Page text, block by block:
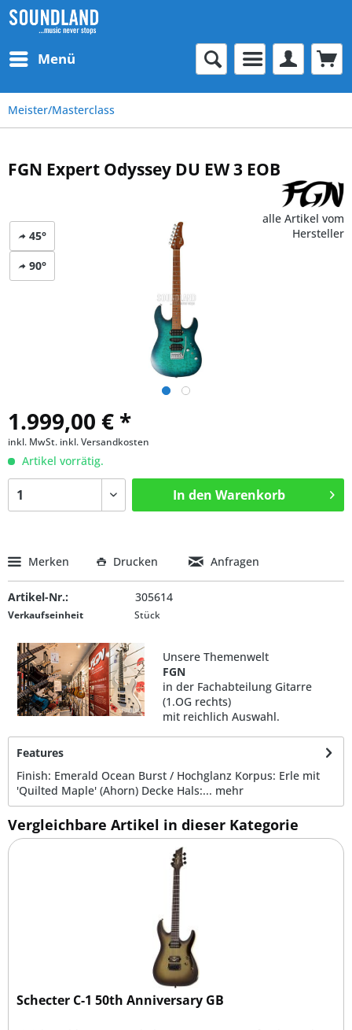
Menü
Meister/Masterclass
FGN Expert Odyssey DU EW 3 EOB
alle Artikel vom
Hersteller
45°
90°
1.999,00 € *
inkl. MwSt. inkl. Versandkosten
Artikel vorrätig.
In den Warenkorb
Merken Drucken Anfragen
Artikel-Nr.: 305614
Verkaufseinheit Stück
Unsere Themenwelt
FGN
in der Fachabteilung Gitarre
(1.OG rechts)
mit reichlich Auswahl.
Features
Finish: Emerald Ocean Burst / Hochglanz Korpus: Erle mit
'Quilted Maple' (Ahorn) Decke Hals:... mehr
Vergleichbare Artikel in dieser Kategorie
Schecter C-1 50th Anniversary GB